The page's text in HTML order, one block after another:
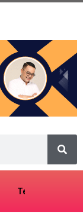
Tech